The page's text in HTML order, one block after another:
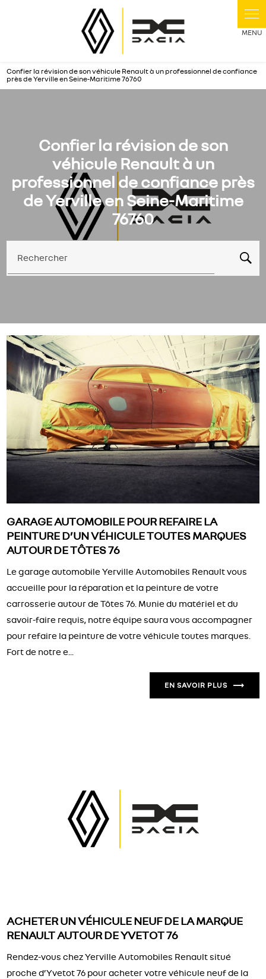
Confier la révision de son véhicule Renault à un professionnel de confiance
près de Yerville en Seine-Maritime 76760
Confier la révision de son
véhicule Renault à un
professionnel de confiance près
de Yerville en Seine-Maritime
76760
Rechercher
GARAGE AUTOMOBILE POUR REFAIRE LA
PEINTURE D’UN VÉHICULE TOUTES MARQUES
AUTOUR DE TÔTES 76
Le garage automobile Yerville Automobiles Renault vous
accueille pour la réparation et la peinture de votre
carrosserie autour de Tôtes 76. Munie du matériel et du
savoir-faire requis, notre équipe saura vous accompagner
pour refaire la peinture de votre véhicule toutes marques.
Fort de notre e...
EN SAVOIR PLUS
ACHETER UN VÉHICULE NEUF DE LA MARQUE
RENAULT AUTOUR DE YVETOT 76
Rendez-vous chez Yerville Automobiles Renault situé
proche d’Yvetot 76 pour acheter votre véhicule neuf de la
Panneau de gestion des cookies